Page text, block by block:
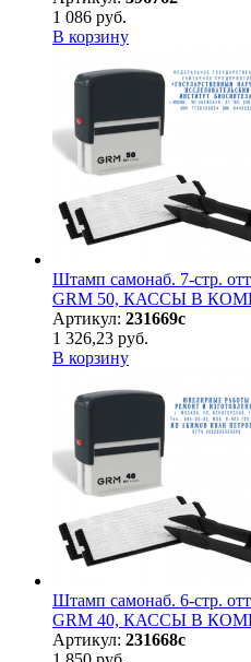
1 086 руб.
В корзину
Штамп самонаб. 7-стр.
GRM 50, КАССЫ В
Артикул: 231669с
1 326,23 руб.
В корзину
Штамп самонаб. 6-стр.
GRM 40, КАССЫ В
Артикул: 231668с